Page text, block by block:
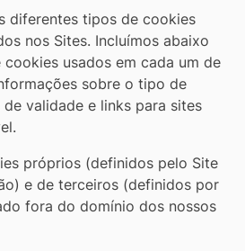
diferentes tipos de cookies
nos Sites. Incluímos abaixo
usados em cada um de
sobre o tipo de
validade e links para sites
próprios (definidos pelo Site
e de terceiros (definidos por
fora do domínio dos nossos